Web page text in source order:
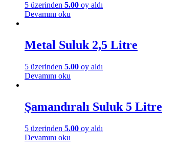
5 üzerinden 5.00 oy aldı
Devamını oku
Metal Suluk 2,5 Litre
5 üzerinden 5.00 oy aldı
Devamını oku
Şamandıralı Suluk 5 Litre
5 üzerinden 5.00 oy aldı
Devamını oku